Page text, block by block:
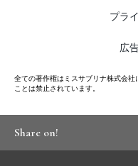
プラ
広
全ての著作権はミスサブリナ株式会
ことは禁止されています。
Share on!